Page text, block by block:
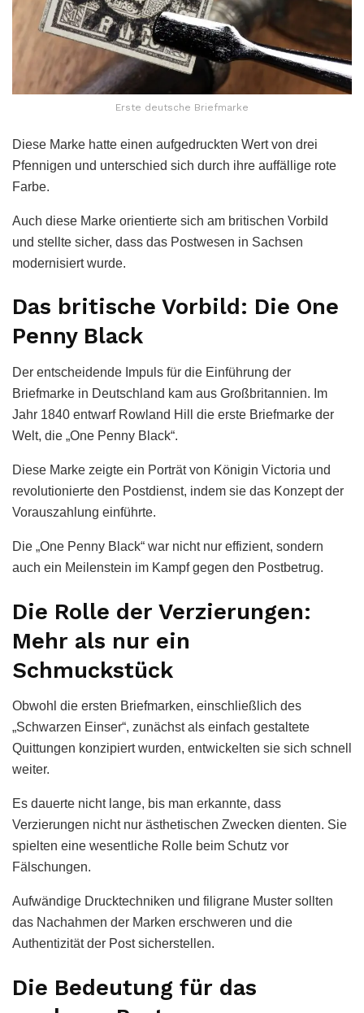
Erste deutsche Briefmarke
Diese Marke hatte einen aufgedruckten Wert von drei
Pfennigen und unterschied sich durch ihre auffällige rote
Farbe.
Auch diese Marke orientierte sich am britischen Vorbild
und stellte sicher, dass das Postwesen in Sachsen
modernisiert wurde.
Das britische Vorbild: Die One
Penny Black
Der entscheidende Impuls für die Einführung der
Briefmarke in Deutschland kam aus Großbritannien. Im
Jahr 1840 entwarf Rowland Hill die erste Briefmarke der
Welt, die „One Penny Black“.
Diese Marke zeigte ein Porträt von Königin Victoria und
revolutionierte den Postdienst, indem sie das Konzept der
Vorauszahlung einführte.
Die „One Penny Black“ war nicht nur effizient, sondern
auch ein Meilenstein im Kampf gegen den Postbetrug.
Die Rolle der Verzierungen:
Mehr als nur ein
Schmuckstück
Obwohl die ersten Briefmarken, einschließlich des
„Schwarzen Einser“, zunächst als einfach gestaltete
Quittungen konzipiert wurden, entwickelten sie sich schnell
weiter.
Es dauerte nicht lange, bis man erkannte, dass
Verzierungen nicht nur ästhetischen Zwecken dienten. Sie
spielten eine wesentliche Rolle beim Schutz vor
Fälschungen.
Aufwändige Drucktechniken und filigrane Muster sollten
das Nachahmen der Marken erschweren und die
Authentizität der Post sicherstellen.
Die Bedeutung für das